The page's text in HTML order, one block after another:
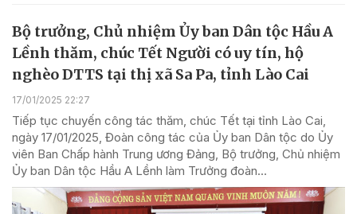
Bộ trưởng, Chủ nhiệm Ủy ban Dân tộc Hầu A
Lềnh thăm, chúc Tết Người có uy tín, hộ
nghèo DTTS tại thị xã Sa Pa, tỉnh Lào Cai
17/01/2025 22:27
Tiếp tục chuyến công tác thăm, chúc Tết tại tỉnh Lào Cai,
ngày 17/01/2025, Đoàn công tác của Ủy ban Dân tộc do Ủy
viên Ban Chấp hành Trung ương Đảng, Bộ trưởng, Chủ nhiệm
Ủy ban Dân tộc Hầu A Lềnh làm Trưởng đoàn...